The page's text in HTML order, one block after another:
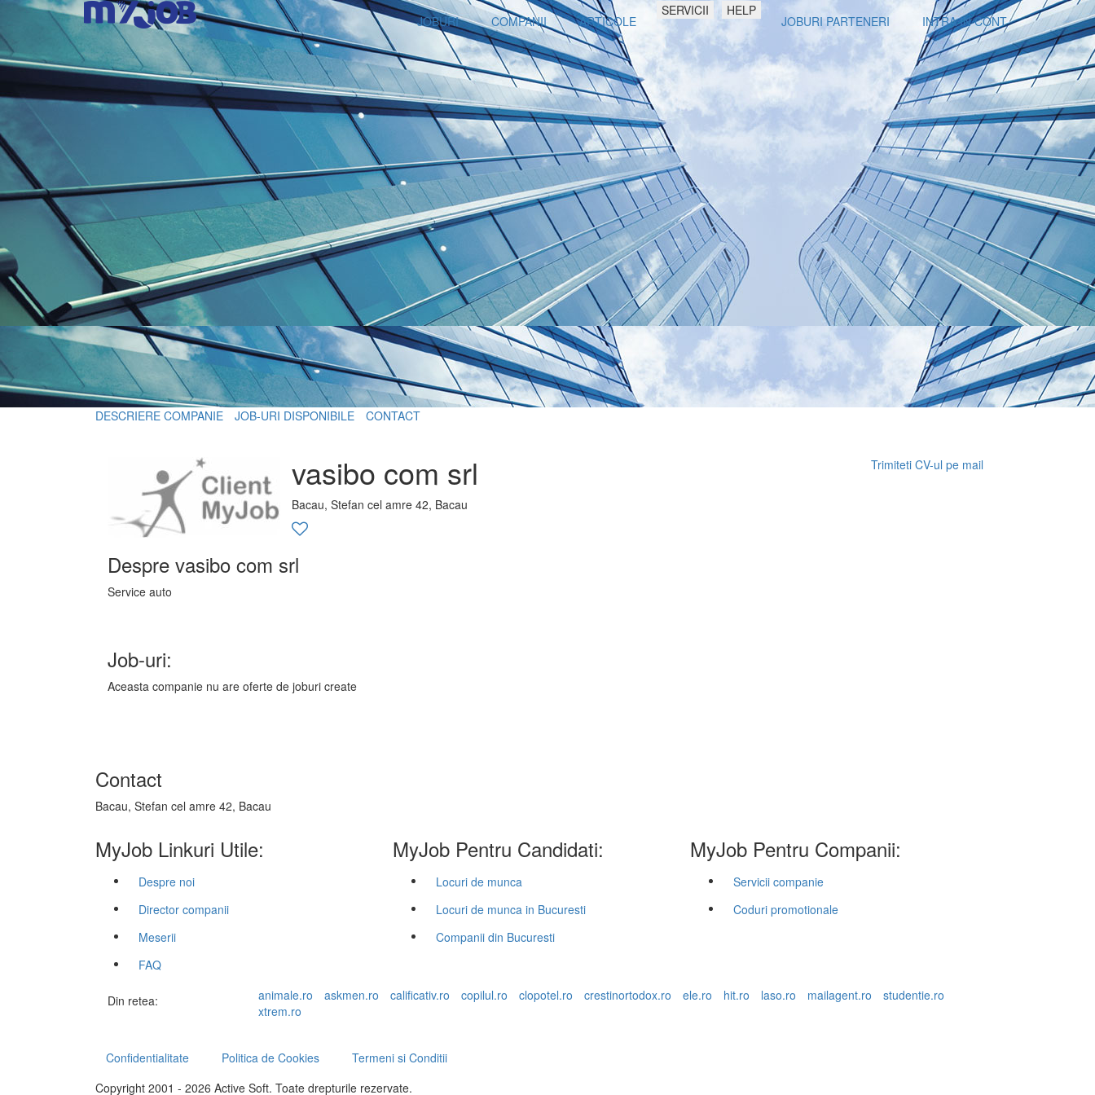
JOBURI COMPANII ARTICOLE
SERVICII HELP
JOBURI PARTENERI INTRA IN CONT
DESCRIERE COMPANIE JOB-URI DISPONIBILE CONTACT
vasibo com srl
Bacau, Stefan cel amre 42, Bacau
Trimiteti CV-ul pe mail
Despre vasibo com srl
Service auto
Job-uri:
Aceasta companie nu are oferte de joburi create
Contact
Bacau, Stefan cel amre 42, Bacau
MyJob Linkuri Utile:
Despre noi
Director companii
Meserii
FAQ
MyJob Pentru Candidati:
Locuri de munca
Locuri de munca in Bucuresti
Companii din Bucuresti
MyJob Pentru Companii:
Servicii companie
Coduri promotionale
Din retea: animale.ro askmen.ro calificativ.ro copilul.ro clopotel.ro crestinortodox.ro ele.ro hit.ro laso.ro mailagent.ro
studentie.ro
xtrem.ro
Confidentialitate Politica de Cookies
Termeni si Conditii
Copyright 2001 - 2026 Active Soft. Toate drepturile rezervate.